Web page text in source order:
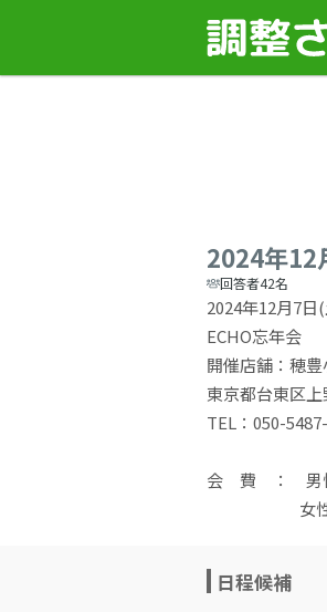
2024年12
回答者42名
2024年12月7日
ECHO忘年会
開催店舗：穂
東京都台東区
TEL：050-
会 費 ： 男
女性 ４
日程候補